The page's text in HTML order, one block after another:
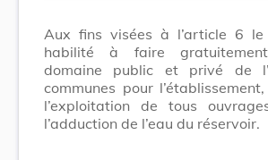
Aux fins visées à l’article 6
habilité à faire
domaine public et privé de
communes pour
l’exploitation de tous
l’adduction de l’eau du réservoir.